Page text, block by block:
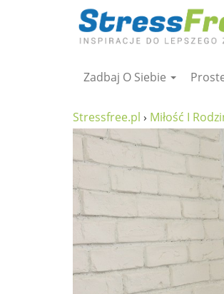
zadbaj o siebie
ciało i fitness
proste życie
filozofia życia
wolność od stresu
Zadbaj O Siebie
Stressfree.pl › Miłość I